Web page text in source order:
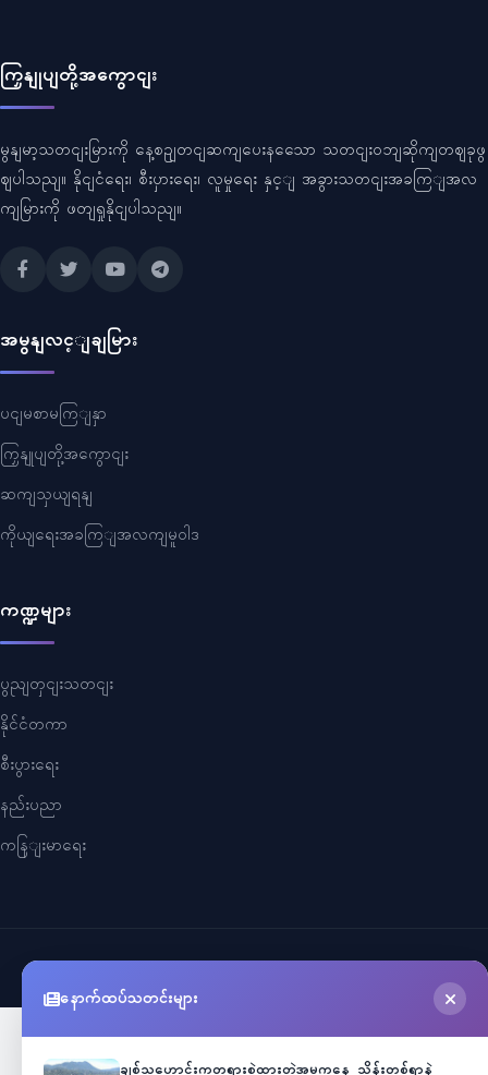
ကြှနျုပျတို့အကွောငျး
မွနျမာ့သတငျးမြားကို နေ့စဥျတငျဆကျပေးနသေော သတငျးဝဘျဆိုကျတဈခုဖွ
ဈပါသညျ။ နိုငျငံရေး၊ စီးပှားရေး၊ လူမှုရေး နှင့ျ အခွားသတငျးအခကြျအလ
ကျမြားကို ဖတျရှုနိုငျပါသညျ။
အမွနျလင့ျချမြား
ပငျမစာမကြျနှာ
ကြှနျုပျတို့အကွောငျး
ဆကျသှယျရနျ
ကိုယျရေးအခကြျအလကျမူဝါဒ
ကဏ္ဍများ
ပွညျတှငျးသတငျး
နိုင်ငံတကာ
စီးပွားရေး
နည်းပညာ
ကနြျးမာရေး
©2026Myanmar Cele News. All Rights Reserved.
နောက်ထပ်သတင်းများ
ချစ်သူဟောင်းကတရားစွဲထားတဲ့အမှုကနေ သိန်းတစ်ရာနဲ့